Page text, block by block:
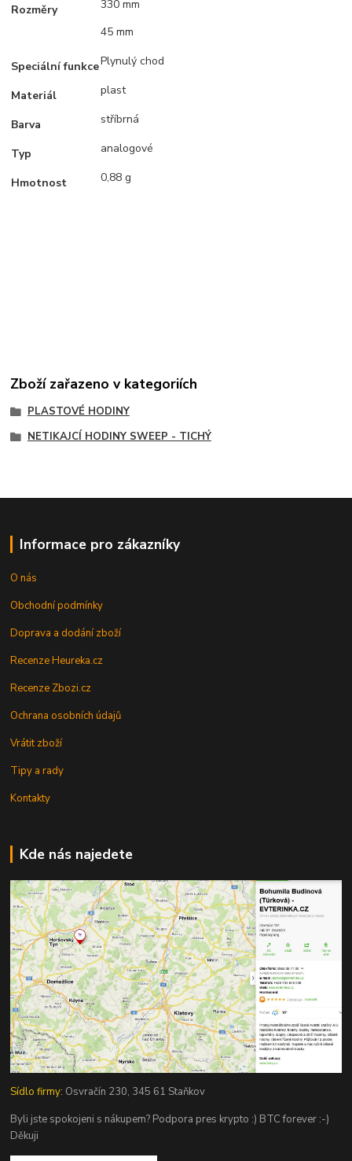
Rozměry
330 mm
45 mm
Speciální funkcePlynulý chod
Materiál plast
Barva stříbrná
Typ analogové
Hmotnost 0,88 g
Zboží zařazeno v kategoriích
PLASTOVÉ HODINY
NETIKAJCÍ HODINY SWEEP - TICHÝ
Informace pro zákazníky
O nás
Obchodní podmínky
Doprava a dodání zboží
Recenze Heureka.cz
Recenze Zbozi.cz
Ochrana osobních údajů
Vrátit zboží
Tipy a rady
Kontakty
Kde nás najedete
Sídlo firmy: Osvračín 230, 345 61 Staňkov
Byli jste spokojeni s nákupem? Podpora pres krypto :) BTC forever :-)
Děkuji